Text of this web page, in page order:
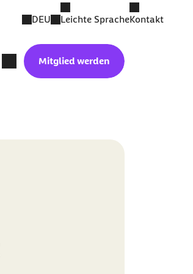
DEU Leichte SpracheKontakt
Mitglied werden